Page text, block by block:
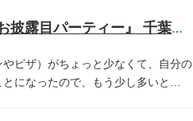
開催しました! 『新築お披露目パーティー』 千葉県流山市 T様宅
ピザ）がちょっと少なくて、自分の
になったので、もう少し多いと…